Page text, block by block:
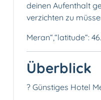
deinen Aufenthalt
verzichten zu
Meran“,“latitude“:
Überblick
? Günstiges Hotel